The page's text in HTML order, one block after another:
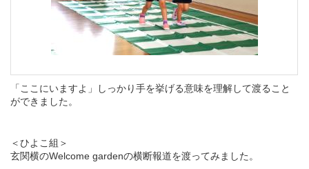
「ここにいますよ」しっかり手を挙げる意味を理解して渡ること
ができました。
＜ひよこ組＞
玄関横のWelcome gardenの横断報道を渡ってみました。